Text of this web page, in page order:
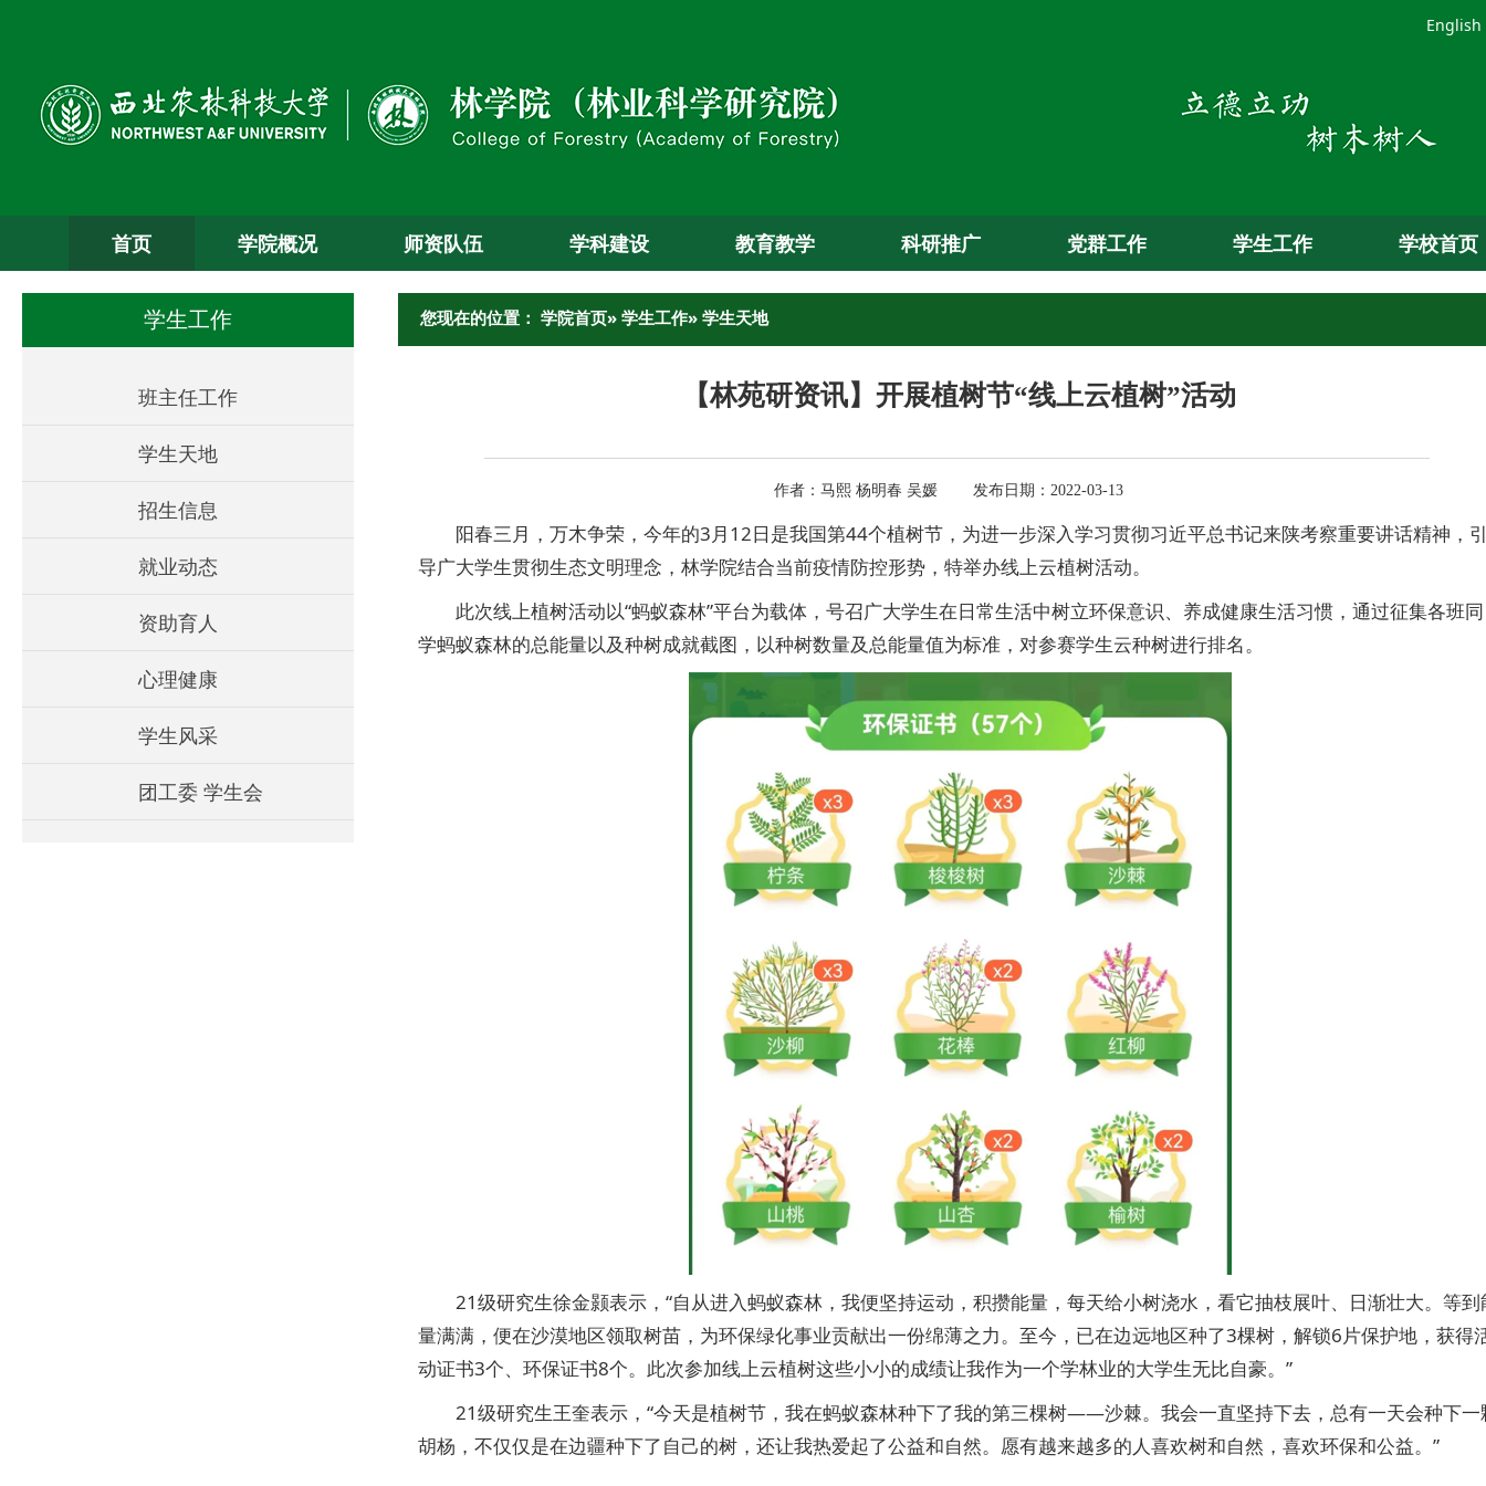
English
首页 学院概况 师资队伍 学科建设 教育教学 科研推广 党群工作 学生工作 学校首页
学生工作
班主任工作
学生天地
招生信息
就业动态
资助育人
心理健康
学生风采
团工委 学生会
您现在的位置： 学院首页» 学生工作» 学生天地
【林苑研资讯】开展植树节“线上云植树”活动
作者：马熙 杨明春 吴媛 发布日期：2022-03-13
阳春三月，万木争荣，今年的3月12日是我国第44个植树节，为进一步深入学习贯彻习近平总书记来陕考察重要讲话精神，
导广大学生贯彻生态文明理念，林学院结合当前疫情防控形势，特举办线上云植树活动。
此次线上植树活动以“蚂蚁森林”平台为载体，号召广大学生在日常生活中树立环保意识、养成健康生活习惯，通过征集各班同
学蚂蚁森林的总能量以及种树成就截图，以种树数量及总能量值为标准，对参赛学生云种树进行排名。
21级研究生徐金颢表示，“自从进入蚂蚁森林，我便坚持运动，积攒能量，每天给小树浇水，看它抽枝展叶、日渐壮大。等到
量满满，便在沙漠地区领取树苗，为环保绿化事业贡献出一份绵薄之力。至今，已在边远地区种了3棵树，解锁6片保护地，获得
动证书3个、环保证书8个。此次参加线上云植树这些小小的成绩让我作为一个学林业的大学生无比自豪。”
21级研究生王奎表示，“今天是植树节，我在蚂蚁森林种下了我的第三棵树——沙棘。我会一直坚持下去，总有一天会种下一
胡杨，不仅仅是在边疆种下了自己的树，还让我热爱起了公益和自然。愿有越来越多的人喜欢树和自然，喜欢环保和公益。”